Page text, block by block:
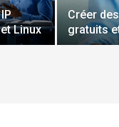
Linux
Créer
gratuits